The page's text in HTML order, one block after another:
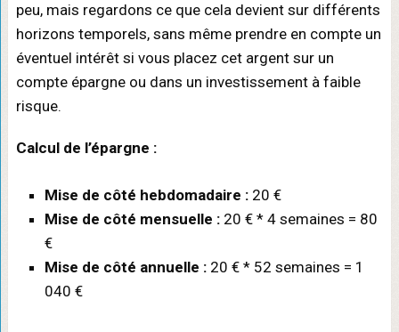
peu, mais regardons ce que cela devient sur différents
horizons temporels, sans même prendre en compte un
éventuel intérêt si vous placez cet argent sur un
compte épargne ou dans un investissement à faible
risque.
Calcul de l’épargne :
Mise de côté hebdomadaire :20 €
Mise de côté mensuelle :20 € * 4 semaines = 80
€
Mise de côté annuelle :20 € * 52 semaines = 1
040 €